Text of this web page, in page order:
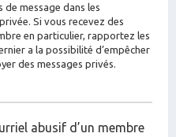
de message dans les
Si vous recevez des
en particulier, rapportez les
a la possibilité d’empêcher
des messages privés.
abusif d’un membre